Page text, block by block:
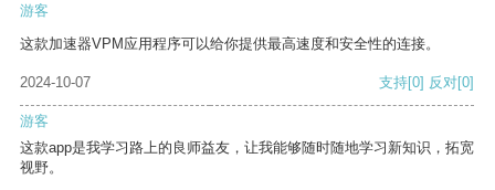
游客
这款加速器VPM应用程序可以给你提供最高速度和安全性的连接。
2024-10-07 支持[0] 反对[0]
游客
这款app是我学习路上的良师益友，让我能够随时随地学习新知识，拓宽
视野。